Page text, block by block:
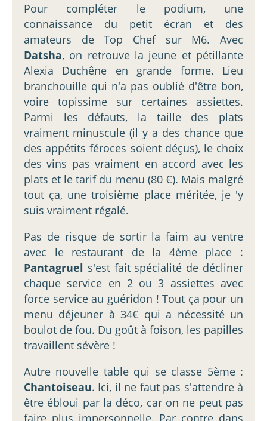
Pour compléter le podium, une
connaissance du petit écran et des
amateurs de Top Chef sur M6. Avec
Datsha, on retrouve la jeune et pétillante
Alexia Duchêne en grande forme. Lieu
branchouille qui n'a pas oublié d'être bon,
voire topissime sur certaines assiettes.
Parmi les défauts, la taille des plats
vraiment minuscule (il y a des chance que
des appétits féroces soient déçus), le choix
des vins pas vraiment en accord avec les
plats et le tarif du menu (80 €). Mais malgré
tout ça, une troisième place méritée, je 'y
suis vraiment régalé.
Pas de risque de sortir la faim au ventre
avec le restaurant de la 4ème place :
Pantagruel s'est fait spécialité de décliner
chaque service en 2 ou 3 assiettes avec
force service au guéridon ! Tout ça pour un
menu déjeuner à 34€ qui a nécessité un
boulot de fou. Du goût à foison, les papilles
travaillent sévère !
Autre nouvelle table qui se classe 5ème :
Chantoiseau. Ici, il ne faut pas s'attendre à
être ébloui par la déco, car on ne peut pas
faire plus impersonnelle. Par contre dans